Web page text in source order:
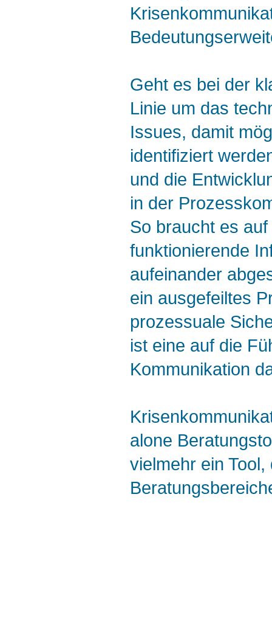
Geht es bei der
Linie um das
Issues, damit
identifiziert
und die
in der
So braucht es
funktionierende
aufeinander
ein ausgefeiltes
prozessuale
ist eine auf die
Kommunikation
alone
vielmehr ein